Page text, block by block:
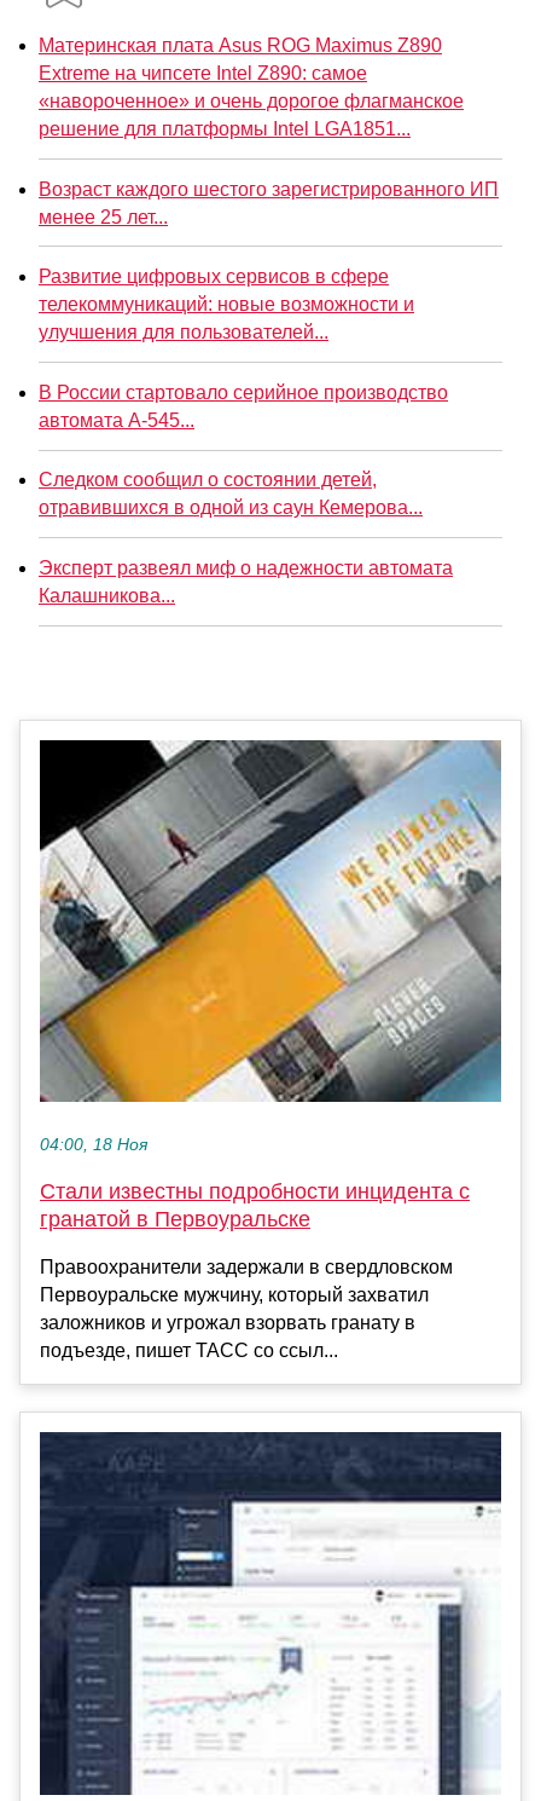
Материнская плата Asus ROG Maximus Z890
Extreme на чипсете Intel Z890: самое
«навороченное» и очень дорогое флагманское
решение для платформы Intel LGA1851...
Возраст каждого шестого зарегистрированного ИП
менее 25 лет...
Развитие цифровых сервисов в сфере
телекоммуникаций: новые возможности и
улучшения для пользователей...
В России стартовало серийное производство
автомата А-545...
Следком сообщил о состоянии детей,
отравившихся в одной из саун Кемерова...
Эксперт развеял миф о надежности автомата
Калашникова...
04:00, 18 Ноя
Стали известны подробности инцидента с
гранатой в Первоуральске
Правоохранители задержали в свердловском
Первоуральске мужчину, который захватил
заложников и угрожал взорвать гранату в
подъезде, пишет ТАСС со ссыл...